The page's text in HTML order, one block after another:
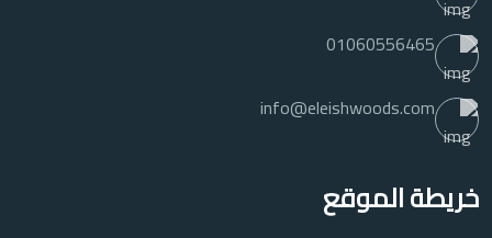
01060556465
info@eleishwoods.com
خريطة الموقع